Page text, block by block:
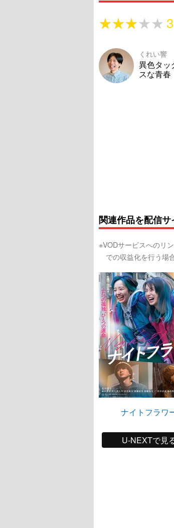
★★★★★
★★★★★ 3
くれい響
異色タッ
スな青春
関連作品を配信
※VODサービスへのリ
での収益化を行う場
ナイトフラワ
U-NEXTで見